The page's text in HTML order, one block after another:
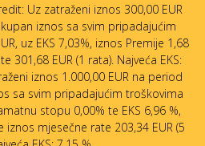
Uz zatraženi iznos 300,00 EUR
iznos sa svim pripadajućim
uz EKS 7,03%, iznos Premije 1,68
301,68 EUR (1 rata). Najveća EKS:
iznos 1.000,00 EUR na period
sa svim pripadajućim troškovima
stopu 0,00% te EKS 6,96 %,
iznos mjesečne rate 203,34 EUR (5